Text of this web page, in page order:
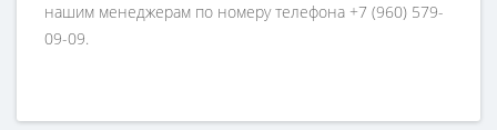
нашим менеджерам по номеру телефона +7 (960) 579-
09-09.